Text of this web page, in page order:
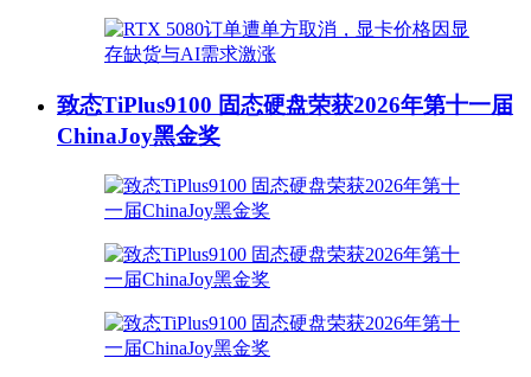
致态TiPlus9100 固态硬盘荣获2026年第十一届
ChinaJoy黑金奖